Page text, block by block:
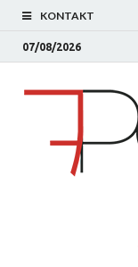
KONTAKT
07/08/2026